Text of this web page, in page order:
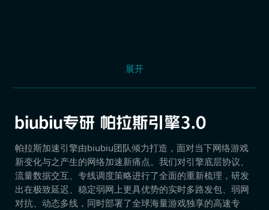
展开
帕拉斯加速引擎由biubiu团队倾力打造，面对当下网络游戏
新变化与之产生的网络加速新痛点。我们对引擎底层协议、
流量数据交互、专线调度策略进行了全面的重新梳理，研发
出在极致延迟、稳定弱网上更具优势的实时多路发包、弱网
对抗、动态多线，同时部署了全球海量游戏独享的高速专